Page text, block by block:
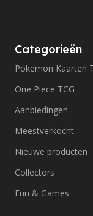
Categorieën
Pokemon Kaarten
One Piece TCG
Aanbiedingen
Meestverkocht
Nieuwe producten
Collectors
Fun & Games